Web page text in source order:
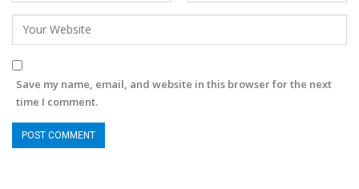
Save my name, email, and website in this browser for the next
time I comment.